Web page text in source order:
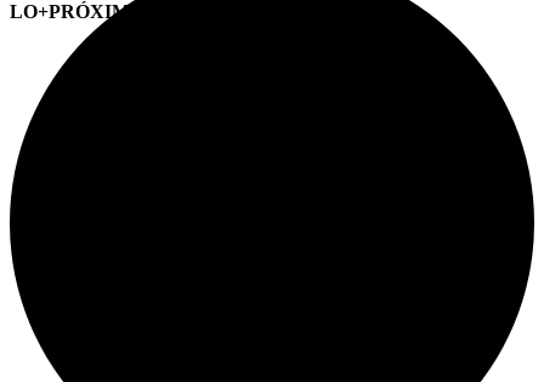
LO+PRÓXIMO (CITAS)